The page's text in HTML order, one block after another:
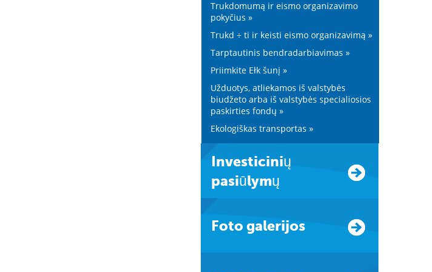
Trukdomumą ir eismo organizavimo
pokyčius »
Trukd ÷ ti ir keisti eismo organizavimą »
Tarptautinis bendradarbiavimas »
Priimkite Ełk šunį »
Užduotys, atliekamos iš valstybės
biudžeto arba iš valstybės specialiosios
paskirties fondų »
Ekologiškas transportas »
Investicinių
pasiūlymų
Foto galerijos